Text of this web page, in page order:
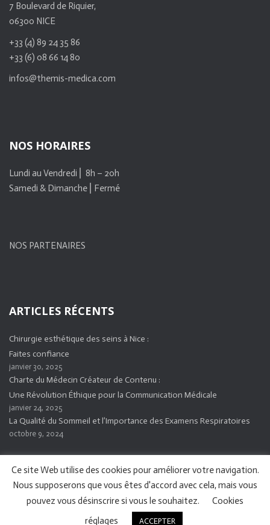
7 Boulevard de Riquier,
06300 NICE
+33 (4) 89 24 35 86
+33 (6) 08 66 14 80
infos@themis-medica.com
NOS HORAIRES
Lundi au Vendredi ⎜ 8h – 20h
Samedi & Dimanche ⎜Fermé
NOS PARTENAIRES
ARTICLES RÉCENTS
Chirurgie esthétique des seins à Nice :
Faites confiance
janvier 30, 2025
Charte du Médecin Créateur de Contenu :
Une Révolution Éthique pour la Communication Médicale
janvier 24, 2025
La Qualité du Sommeil et l’Importance des Examens Respiratoires
octobre 9, 2024
Ce site Web utilise des cookies pour améliorer votre navigation.
Nous supposerons que vous êtes d'accord avec cela, mais vous
pouvez vous désinscrire si vous le souhaitez.
Cookies
réglages
ACCEPTER